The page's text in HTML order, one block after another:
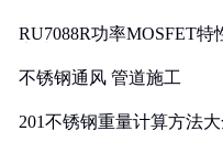
RU7088R功率MOSFET
不锈钢通风 管道施工
201不锈钢重量计算方法